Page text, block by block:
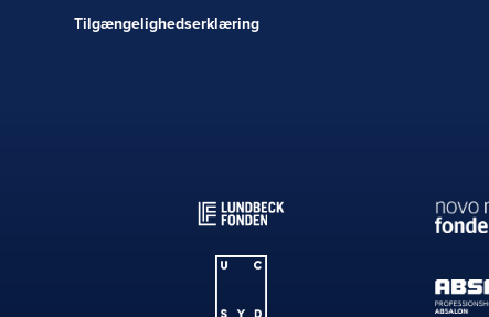
Tilgængelighedserklæring